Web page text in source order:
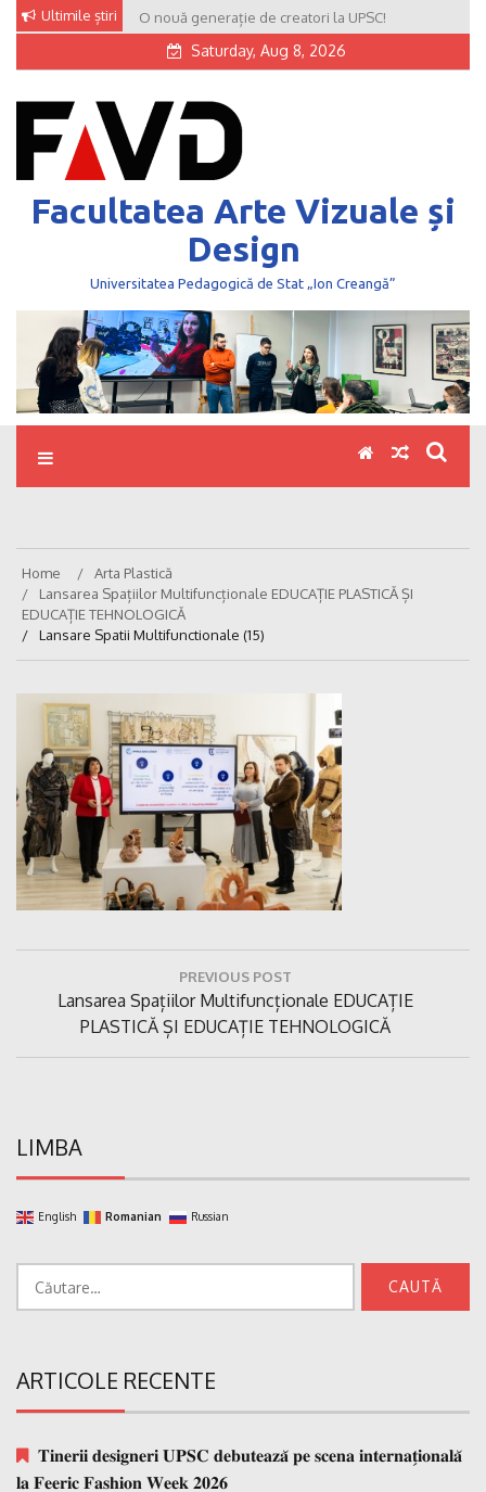
Skip
content
Ultimile știri O nouă generație de creatori la UPSC!
Saturday, Aug 8, 2026
Facultatea Arte Vizuale și
Design
Universitatea Pedagogică de Stat „Ion Creangă”
Home
Arta Plastică
Lansarea Spațiilor Multifuncționale EDUCAȚIE PLASTICĂ ȘI
EDUCAȚIE TEHNOLOGICĂ
Lansare Spatii Multifunctionale (15)
articole
PREVIOUS POST
Previous
Post:
Lansarea Spațiilor Multifuncționale EDUCAȚIE
PLASTICĂ ȘI EDUCAȚIE TEHNOLOGICĂ
LIMBA
English Romanian Russian
ARTICOLE RECENTE
𝐓𝐢𝐧𝐞𝐫𝐢𝐢 𝐝𝐞𝐬𝐢𝐠𝐧𝐞𝐫𝐢 𝐔𝐏𝐒𝐂 𝐝𝐞𝐛𝐮𝐭𝐞𝐚𝐳𝐚̆ 𝐩𝐞 𝐬𝐜𝐞𝐧𝐚 𝐢𝐧𝐭𝐞𝐫𝐧𝐚𝐭̗𝐢𝐨𝐧𝐚𝐥𝐚̆
𝐥𝐚 𝐅𝐞𝐞𝐫𝐢𝐜 𝐅𝐚𝐬𝐡𝐢𝐨𝐧 𝐖𝐞𝐞𝐤 𝟐𝟎𝟐𝟔